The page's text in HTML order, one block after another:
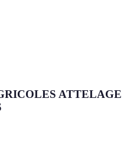
ATTELAGE